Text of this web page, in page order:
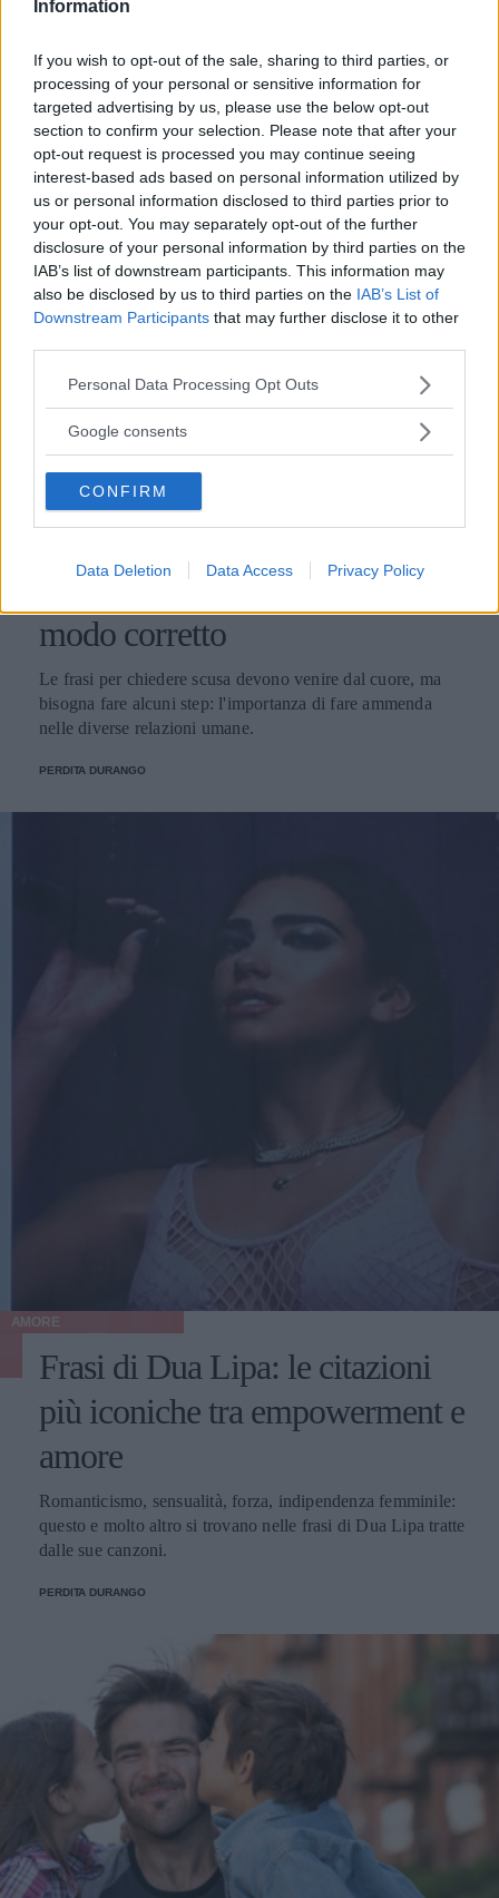
Information
If you wish to opt-out of the sale, sharing to third parties, or
processing of your personal or sensitive information for
targeted advertising by us, please use the below opt-out
section to confirm your selection. Please note that after your
opt-out request is processed you may continue seeing
interest-based ads based on personal information utilized by
us or personal information disclosed to third parties prior to
your opt-out. You may separately opt-out of the further
disclosure of your personal information by third parties on the
IAB’s list of downstream participants. This information may
also be disclosed by us to third parties on the IAB’s List of
Downstream Participants that may further disclose it to other
Please note that this website/app uses one or more Google
not limited to your visit or usage behaviour. You may click to
use your data for below specified purposes in below Google
consent section.
Personal Data Processing Opt Outs
Google consents
CONFIRM
Data Deletion Data Access Privacy Policy
RELAZIONI
chiedere scusa e come farlo nel
modo corretto
Le frasi per chiedere scusa devono venire dal cuore, ma
bisogna fare alcuni step: l'importanza di fare ammenda
nelle diverse relazioni umane.
PERDITA DURANGO
AMORE
Frasi di Dua Lipa: le citazioni
più iconiche tra empowerment e
amore
Romanticismo, sensualità, forza, indipendenza femminile:
questo e molto altro si trovano nelle frasi di Dua Lipa tratte
dalle sue canzoni.
PERDITA DURANGO